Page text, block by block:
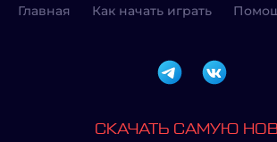
Главная Как начать играть
СКАЧАТЬ САМУЮ